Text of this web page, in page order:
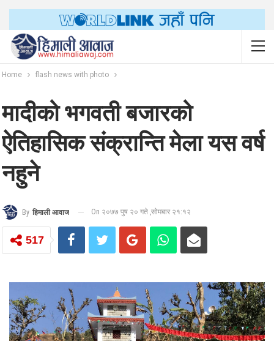
Home flash news with photo
मादीको भगवती बजारको
ऐतिहासिक संक्रान्ति मेला यस वर्ष
नहुने
By हिमाली आवाज On २०७७ पुष २० गते ,सोमबार २१:१२
517